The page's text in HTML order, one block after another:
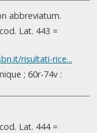
abbreviatum.
Lat. 443 =
risultati-rice...
; 60r-74v :
Lat. 444 =